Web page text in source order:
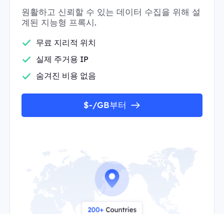
원활하고 신뢰할 수 있는 데이터 수집을 위해 설
계된 지능형 프록시.
무료 지리적 위치
실제 주거용 IP
숨겨진 비용 없음
$-/GB부터